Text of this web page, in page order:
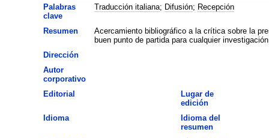
Palabras
clave
Traducción italiana; Difusión; Recepción
Resumen
Acercamiento bibliográfico a la crítica sobre la
buen punto de partida para cualquier
Dirección
Autor
corporativo
Editorial
Lugar de
edición
Idioma
Idioma del
resumen